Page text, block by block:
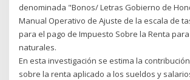
denominada "Bonos/ Letras Gobierno de
Manual Operativo de Ajuste de la escala de
para el pago de Impuesto Sobre la Renta
naturales.
En esta investigación se estima la
sobre la renta aplicado a los sueldos y